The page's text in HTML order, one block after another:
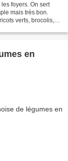
foyers. On sert
mais très bon.
verts, brocolis,
en